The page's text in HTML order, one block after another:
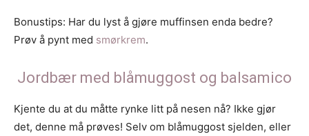
Bonustips: Har du lyst å gjøre muffinsen enda bedre?
Prøv å pynt med smørkrem.
Jordbær med blåmuggost og balsamico
Kjente du at du måtte rynke litt på nesen nå? Ikke gjør
det, denne må prøves! Selv om blåmuggost sjelden, eller